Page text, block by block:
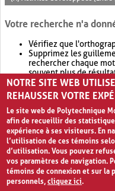
Votre recherche n'a
Vérifiez que
Supprimez les
rechercher chaque
souvent plus de
Envisagez d'élargir
retournera souvent
NOTRE SITE WEB
REHAUSSER VOTRE
Le site web de Polytechnique
afin de recueillir des
expérience à ses visiteurs. En
l’utilisation de ces témoins
d’utilisation. Vous pouvez
vos paramètres de navigation.
témoins de connexion et sur la
personnels,cliquez ici.